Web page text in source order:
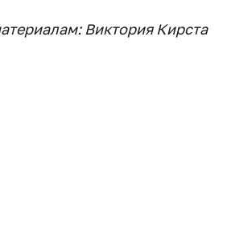
Виктория Кирста